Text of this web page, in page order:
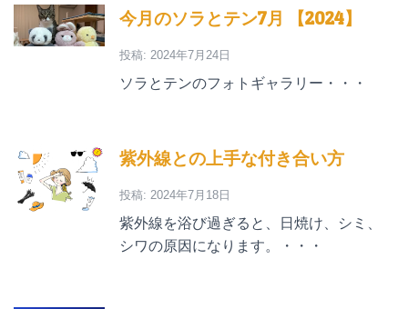
今月のソラとテン7月 【2024】
投稿: 2024年7月24日
ソラとテンのフォトギャラリー・・・
紫外線との上手な付き合い方
投稿: 2024年7月18日
紫外線を浴び過ぎると、日焼け、シミ、
シワの原因になります。・・・